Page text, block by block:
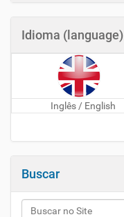
Idioma (language)
Inglês / English
Buscar